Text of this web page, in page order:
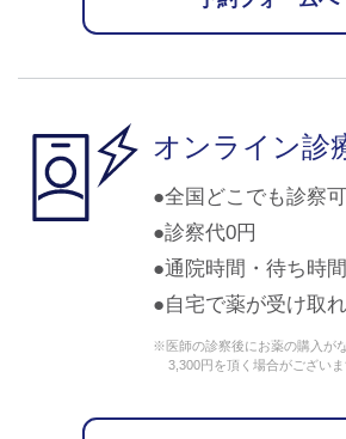
オンライン診
全国どこでも診察
診察代0円
通院時間・待ち時
自宅で薬が受け取
※医師の診察後にお薬の購入が
3,300円を頂く場合がございま